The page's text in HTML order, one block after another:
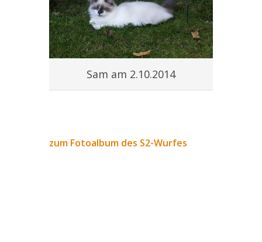
Sam am 2.10.2014
zum Fotoalbum des S2-Wurfes